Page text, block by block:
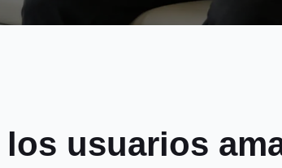
los usuarios